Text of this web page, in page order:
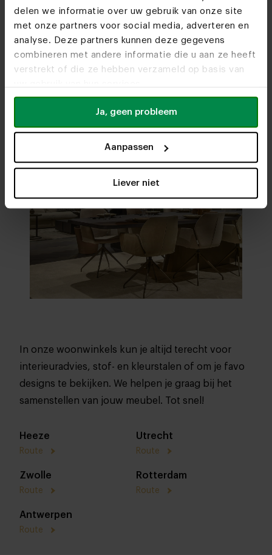
delen we informatie over uw gebruik van onze site
met onze partners voor social media, adverteren en
analyse. Deze partners kunnen deze gegevens
combineren met andere informatie die u aan ze heeft
verstrekt of die ze hebben verzameld op basis van
Ja, geen probleem
Aanpassen
Liever niet
In onze woonwinkels kun je altijd terecht voor
interieuradvies, stof- en kleurstalen of om je favo
designs te bekijken. We helpen je graag bij het
samenstellen van jouw meubel. Tot snel!
Heeze
Route
Utrecht
Route
Zwolle
Route
Rotterdam
Route
Antwerpen
Route
Bezoekonze woonwinkels